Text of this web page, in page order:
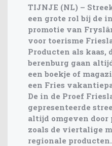
TIJNJE (NL) –
een grote rol bij de
promotie van
voor toerisme
Producten als kaas,
berenburg gaan
een boekje of
een Fries
De in de Proef
gepresenteerde
altijd omgeven
zoals de viertalige
regionale producten.